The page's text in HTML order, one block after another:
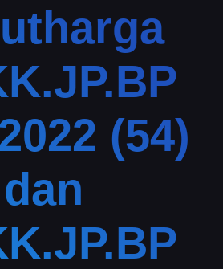
(54)
dan